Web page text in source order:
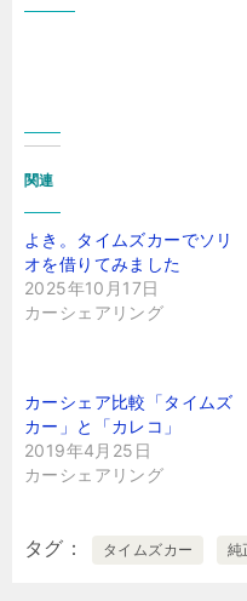
関連
よき。タイムズカーでソリ
オを借りてみました
2025年10月17日
カーシェアリング
カーシェア比較「タイムズ
カー」と「カレコ」
2019年4月25日
カーシェアリング
タグ タイムズカー 純